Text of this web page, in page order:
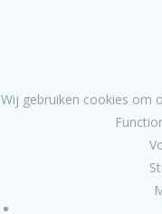
Wij gebruiken cookies om